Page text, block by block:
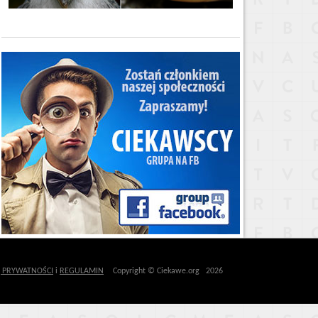
PRYWATNOŚCI i REGULAMIN Copyright © Ciekawe.org 2026